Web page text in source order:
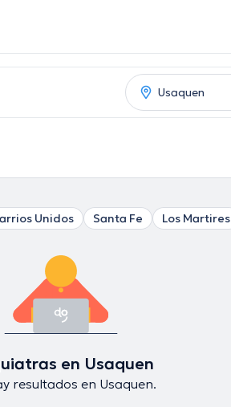
Unidos Santa Fe Los Martires
en Usaquen
resultados en Usaquen.